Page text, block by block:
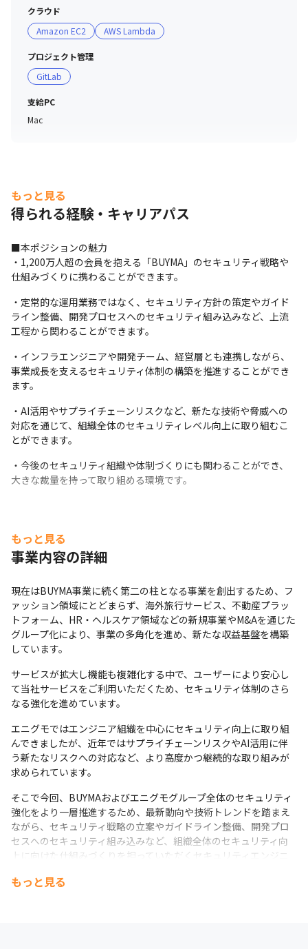
クラウド
Amazon EC2
AWS Lambda
プロジェクト管理
GitLab
支給PC
Mac
もっと見る
得られる経験・キャリアパス
■本ポジションの魅力
・1,200万人超の会員を抱える「BUYMA」のセキュリティ戦略や
仕組みづくりに携わることができます。
・定常的な運用業務ではなく、セキュリティ方針の策定やガイド
ライン整備、開発プロセスへのセキュリティ組み込みなど、上流
工程から関わることができます。
・インフラエンジニアや開発チーム、経営層とも連携しながら、
事業成長を支えるセキュリティ体制の構築を推進することができ
ます。
・AI活用やサプライチェーンリスクなど、新たな技術や脅威への
対応を通じて、組織全体のセキュリティレベル向上に取り組むこ
とができます。
・今後のセキュリティ組織や体制づくりにも関わることができ、
大きな裁量を持って取り組める環境です。
もっと見る
事業内容の詳細
現在はBUYMA事業に続く第二の柱となる事業を創出するため、フ
ァッション領域にとどまらず、海外旅行サービス、不動産プラッ
トフォーム、HR・ヘルスケア領域などの新規事業やM&Aを通じた
グループ化により、事業の多角化を進め、新たな収益基盤を構築
しています。
サービスが拡大し機能も複雑化する中で、ユーザーにより安心し
て当社サービスをご利用いただくため、セキュリティ体制のさら
なる強化を進めています。
エニグモではエンジニア組織を中心にセキュリティ向上に取り組
んできましたが、近年ではサプライチェーンリスクやAI活用に伴
う新たなリスクへの対応など、より高度かつ継続的な取り組みが
求められています。
そこで今回、BUYMAおよびエニグモグループ全体のセキュリティ
強化をより一層推進するため、最新動向や技術トレンドを踏まえ
ながら、セキュリティ戦略の立案やガイドライン整備、開発プロ
セスへのセキュリティ組み込みなど、組織全体のセキュリティ向
上に向けた仕組みづくりを担っていただくセキュリティエンジニ
もっと見る